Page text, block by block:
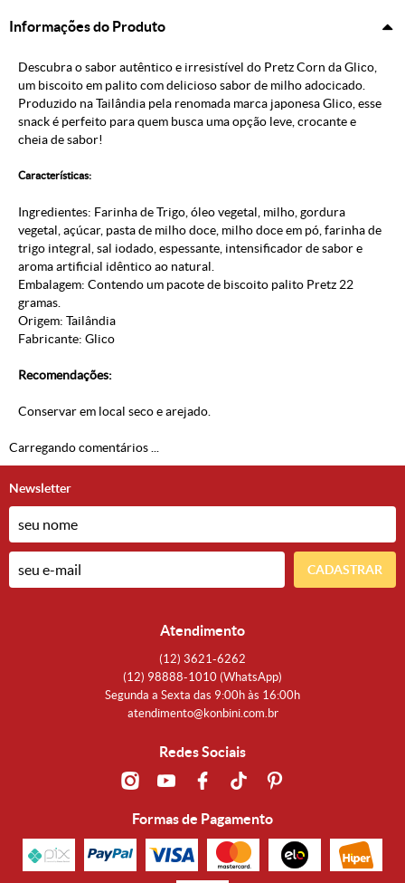
Informações do Produto
Descubra o sabor autêntico e irresistível do Pretz Corn da Glico,
um biscoito em palito com delicioso sabor de milho adocicado.
Produzido na Tailândia pela renomada marca japonesa Glico, esse
snack é perfeito para quem busca uma opção leve, crocante e
cheia de sabor!
Características:
Ingredientes: Farinha de Trigo, óleo vegetal, milho, gordura
vegetal, açúcar, pasta de milho doce, milho doce em pó, farinha de
trigo integral, sal iodado, espessante, intensificador de sabor e
aroma artificial idêntico ao natural.
Embalagem: Contendo um pacote de biscoito palito Pretz 22
gramas.
Origem: Tailândia
Fabricante: Glico
Recomendações:
Conservar em local seco e arejado.
Carregando comentários ...
Newsletter
CADASTRAR
Atendimento
(12) 3621-6262
(12) 98888-1010 (WhatsApp)
Segunda a Sexta das 9:00h às 16:00h
atendimento@konbini.com.br
Redes Sociais
Formas de Pagamento